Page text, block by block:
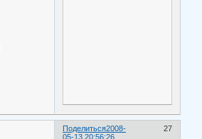
Поделиться 27
2008-
05-13 20:56:26